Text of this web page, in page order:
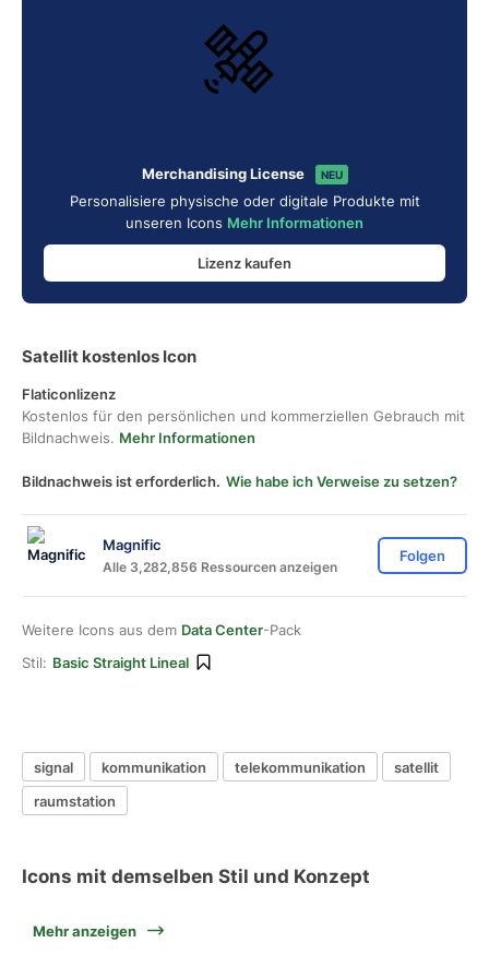
Merchandising License NEU
Personalisiere physische oder digitale Produkte mit
unseren Icons Mehr Informationen
Lizenz kaufen
Satellit kostenlos Icon
Flaticonlizenz
Kostenlos für den persönlichen und kommerziellen Gebrauch mit
Bildnachweis. Mehr Informationen
Bildnachweis ist erforderlich. Wie habe ich Verweise zu setzen?
Magnific
Alle 3,282,856 Ressourcen anzeigen
Folgen
Weitere Icons aus dem Data Center-Pack
Stil: Basic Straight Lineal
signal kommunikation telekommunikation
satellit
raumstation
Icons mit demselben Stil und Konzept
Mehr anzeigen